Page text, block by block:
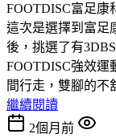
FOOTDISC富足康
這次是選擇到富足
後，挑選了有
FOOTDISC強效運
間行走，雙腳的不
繼續閱讀
2個月前